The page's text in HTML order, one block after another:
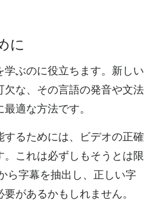
に
学ぶのに役立ちます。新しい
欠な、その言語の発音や文法
適な方法です。
するためには、ビデオの正確
。これは必ずしもそうとは限
ら字幕を抽出し、正しい字
があるかもしれません。